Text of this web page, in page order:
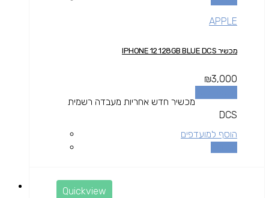
APPLE
מכשיר IPHONE 12 128GB BLUE DCS
₪3,000
מכשיר חדש אחריות מעבדה רשמית
DCS
הוסף למועדפים
Quickview